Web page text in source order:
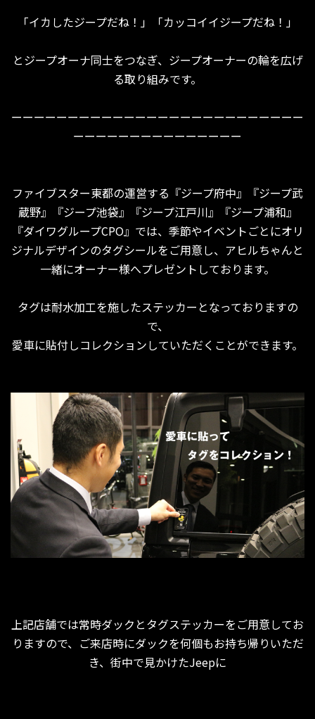
「イカしたジープだね！」「カッコイイジープだね！」
とジープオーナ同士をつなぎ、ジープオーナーの輪を広げ
る取り組みです。
ーーーーーーーーーーーーーーーーーーーーーーーーーー
ーーーーーーーーーーーーーーー
ファイブスター東都の運営する『ジープ府中』『ジープ武
蔵野』『ジープ池袋』『ジープ江戸川』『ジープ浦和』
『ダイワグループCPO』では、季節やイベントごとにオリ
ジナルデザインのタグシールをご用意し、アヒルちゃんと
一緒にオーナー様へプレゼントしております。
タグは耐水加工を施したステッカーとなっておりますの
で、
愛車に貼付しコレクションしていただくことができます。
上記店舗では常時ダックとタグステッカーをご用意してお
りますので、ご来店時にダックを何個もお持ち帰りいただ
き、街中で見かけたJeepに